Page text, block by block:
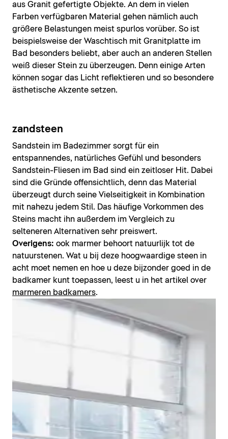
aus Granit gefertigte Objekte. An dem in vielen
Farben verfügbaren Material gehen nämlich auch
größere Belastungen meist spurlos vorüber. So ist
beispielsweise der Waschtisch mit Granitplatte im
Bad besonders beliebt, aber auch an anderen Stellen
weiß dieser Stein zu überzeugen. Denn einige Arten
können sogar das Licht reflektieren und so besondere
ästhetische Akzente setzen.
zandsteen
Sandstein im Badezimmer sorgt für ein
entspannendes, natürliches Gefühl und besonders
Sandstein-Fliesen im Bad sind ein zeitloser Hit. Dabei
sind die Gründe offensichtlich, denn das Material
überzeugt durch seine Vielseitigkeit in Kombination
mit nahezu jedem Stil. Das häufige Vorkommen des
Steins macht ihn außerdem im Vergleich zu
selteneren Alternativen sehr preiswert.
Overigens: ook marmer behoort natuurlijk tot de
natuurstenen. Wat u bij deze hoogwaardige steen in
acht moet nemen en hoe u deze bijzonder goed in de
badkamer kunt toepassen, leest u in het artikel over
marmeren badkamers.